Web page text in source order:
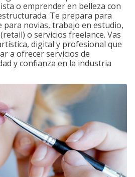
o emprender en belleza con
Te prepara para
para novias, trabajo en estudio,
o servicios freelance. Vas
digital y profesional que
a ofrecer servicios de
y confianza en la industria